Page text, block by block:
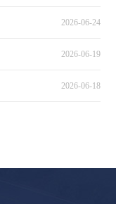
2026-06-24
2026-06-19
2026-06-18